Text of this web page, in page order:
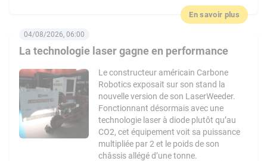
En savoir plus
La technologie laser gagne en performance
04/08/2026, 06:00
Le constructeur américain Carbone
Robotics exposait sur son stand la
nouvelle version de son LaserWeeder.
Fonctionnant désormais avec une
technologie laser à diode plutôt qu’au
CO2, cet équipement voit sa puissance
multipliée par 2 et le poids de son
châssis allégé d’une tonne.